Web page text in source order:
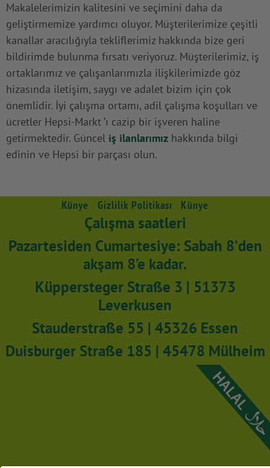
Makalelerimizin kalitesini ve seçimini daha da
geliştirmemize yardımcı oluyor. Müşterilerimize çeşitli
kanallar aracılığıyla tekliflerimiz hakkında bize geri
bildirimde bulunma fırsatı veriyoruz. Müşterilerimiz, iş
ortaklarımız ve çalışanlarımızla ilişkilerimizde göz
hizasında iletişim, saygı ve adalet bizim için çok
önemlidir. İyi çalışma ortamı, adil çalışma koşulları ve
ücretler Hepsi-Markt ‘ı cazip bir işveren haline
getirmektedir. Güncel iş ilanlarımız hakkında bilgi
edinin ve Hepsi bir parçası olun.
Künye Gizlilik Politikası Künye
Çalışma saatleri
Pazartesiden Cumartesiye: Sabah 8’den
akşam 8’e kadar.
Küppersteger Straße 3 | 51373
Leverkusen
Stauderstraße 55 | 45326 Essen
Duisburger Straße 185 | 45478 Mülheim